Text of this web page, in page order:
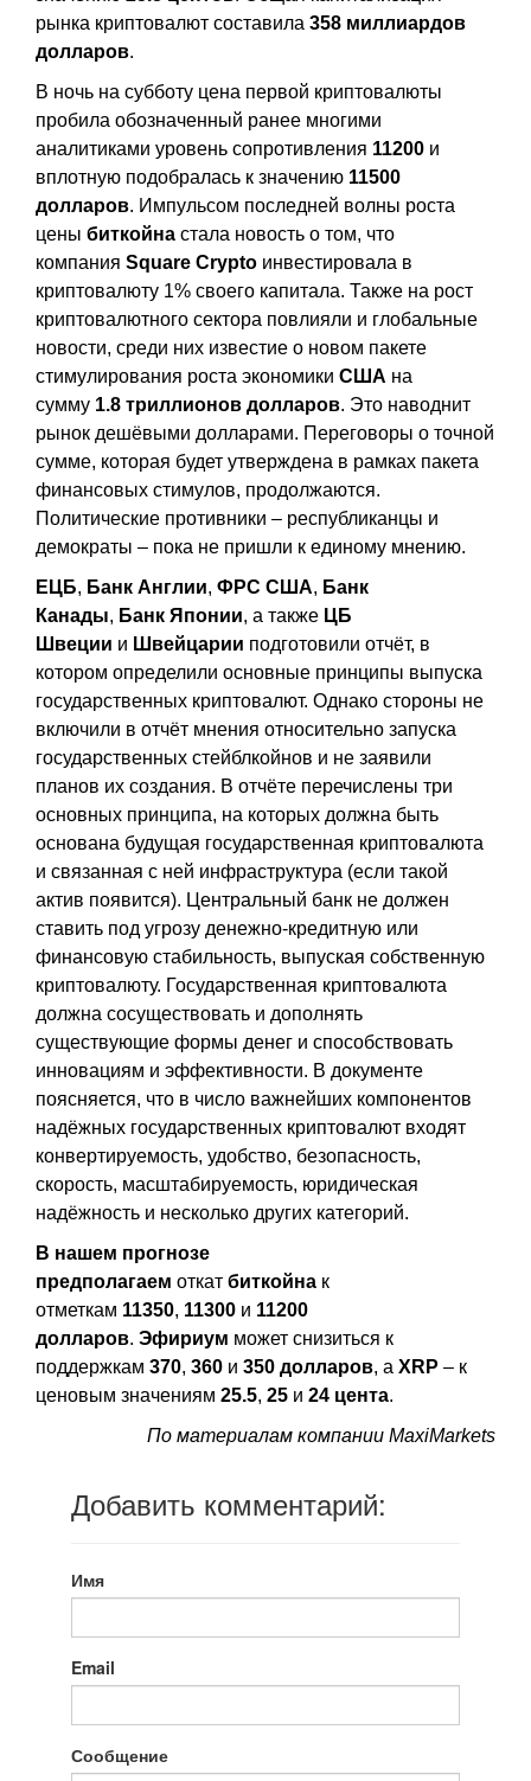
рынка криптовалют составила 358 миллиардов
долларов.
В ночь на субботу цена первой криптовалюты
пробила обозначенный ранее многими
аналитиками уровень сопротивления 11200 и
вплотную подобралась к значению 11500
долларов. Импульсом последней волны роста
цены биткойна стала новость о том, что
компания Square Crypto инвестировала в
криптовалюту 1% своего капитала. Также на рост
криптовалютного сектора повлияли и глобальные
новости, среди них известие о новом пакете
стимулирования роста экономики США на
сумму 1.8 триллионов долларов. Это наводнит
рынок дешёвыми долларами. Переговоры о точной
сумме, которая будет утверждена в рамках пакета
финансовых стимулов, продолжаются.
Политические противники – республиканцы и
демократы – пока не пришли к единому мнению.
ЕЦБ, Банк Англии, ФРС США, Банк
Канады, Банк Японии, а также ЦБ
Швеции и Швейцарии подготовили отчёт, в
котором определили основные принципы выпуска
государственных криптовалют. Однако стороны не
включили в отчёт мнения относительно запуска
государственных стейблкойнов и не заявили
планов их создания. В отчёте перечислены три
основных принципа, на которых должна быть
основана будущая государственная криптовалюта
и связанная с ней инфраструктура (если такой
актив появится). Центральный банк не должен
ставить под угрозу денежно-кредитную или
финансовую стабильность, выпуская собственную
криптовалюту. Государственная криптовалюта
должна сосуществовать и дополнять
существующие формы денег и способствовать
инновациям и эффективности. В документе
поясняется, что в число важнейших компонентов
надёжных государственных криптовалют входят
конвертируемость, удобство, безопасность,
скорость, масштабируемость, юридическая
надёжность и несколько других категорий.
В нашем прогнозе
предполагаем откат биткойна к
отметкам 11350, 11300 и 11200
долларов. Эфириум может снизиться к
поддержкам 370, 360 и 350 долларов, а XRP – к
ценовым значениям 25.5, 25 и 24 цента.
По материалам компании MaxiMarkets
Добавить комментарий:
Имя
Email
Сообщение